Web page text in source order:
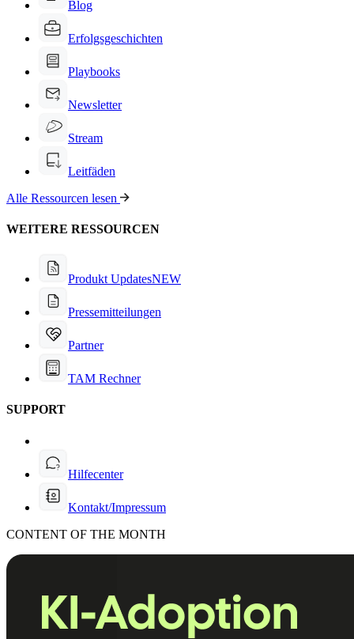
Blog
Erfolgsgeschichten
Playbooks
Newsletter
Stream
Leitfäden
Alle Ressourcen lesen
WEITERE RESSOURCEN
Produkt UpdatesNEW
Pressemitteilungen
Partner
TAM Rechner
SUPPORT
Hilfecenter
Kontakt/Impressum
CONTENT OF THE MONTH